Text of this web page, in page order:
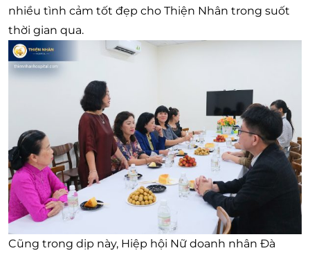
nhiều tình cảm tốt đẹp cho Thiện Nhân trong suốt
thời gian qua.
Cũng trong dịp này, Hiệp hội Nữ doanh nhân Đà